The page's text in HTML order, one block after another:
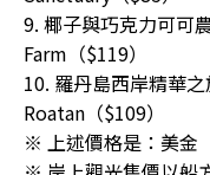
9. 椰子與巧克力可可
Farm（$119）
10. 羅丹島西岸精華
Roatan（$109）
※ 上述價格是：美金